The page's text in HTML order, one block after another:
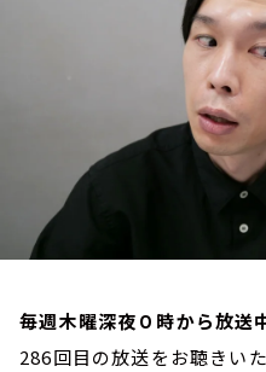
毎週木曜深夜０時から放送
286回目の放送をお聴きい